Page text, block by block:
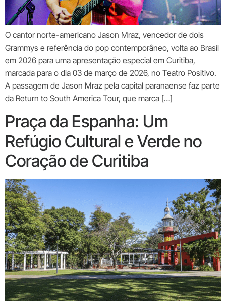
O cantor norte-americano Jason Mraz, vencedor de dois
Grammys e referência do pop contemporâneo, volta ao Brasil
em 2026 para uma apresentação especial em Curitiba,
marcada para o dia 03 de março de 2026, no Teatro Positivo.
A passagem de Jason Mraz pela capital paranaense faz parte
da Return to South America Tour, que marca […]
Praça da Espanha: Um
Refúgio Cultural e Verde no
Coração de Curitiba